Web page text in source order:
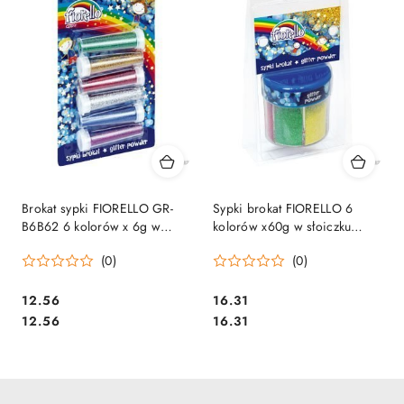
Brokat sypki FIORELLO GR-
B6B62 6 kolorów x 6g w
(0)
Cena:
12.56
Cena:
12.56
Sypki brokat FIORELLO 6
kolorów x60g w słoiczku
(0)
Cena:
16.31
Cena:
16.31